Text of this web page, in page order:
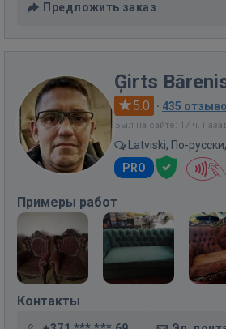
Предложить заказ
Ģirts
5.0 · 435
Был на сайте: 17 ч.
Latviski, По-
PRO
Примеры работ
Контакты